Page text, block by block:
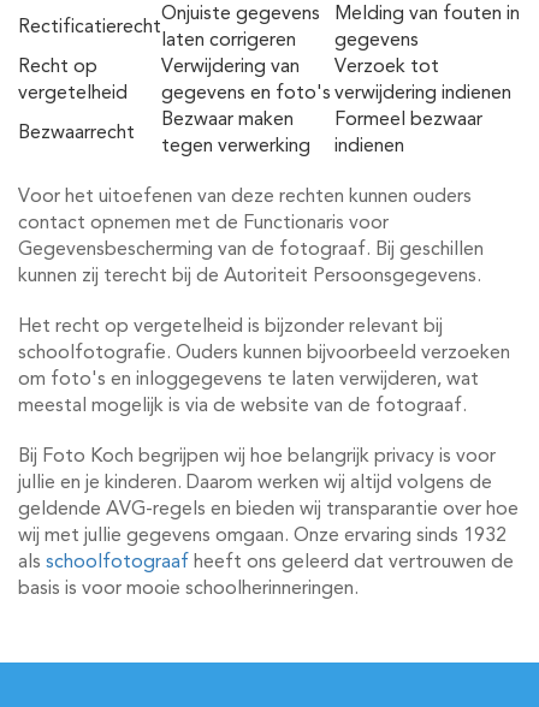
Rectificatierecht
Onjuiste gegevens
laten corrigeren
Melding van fouten in
gegevens
Recht op
vergetelheid
Verwijdering van
gegevens en foto's
Verzoek tot
verwijdering indienen
Bezwaarrecht
Bezwaar maken
tegen verwerking
Formeel bezwaar
indienen
Voor het uitoefenen van deze rechten kunnen ouders
contact opnemen met de Functionaris voor
Gegevensbescherming van de fotograaf. Bij geschillen
kunnen zij terecht bij de Autoriteit Persoonsgegevens.
Het recht op vergetelheid is bijzonder relevant bij
schoolfotografie. Ouders kunnen bijvoorbeeld verzoeken
om foto's en inloggegevens te laten verwijderen, wat
meestal mogelijk is via de website van de fotograaf.
Bij Foto Koch begrijpen wij hoe belangrijk privacy is voor
jullie en je kinderen. Daarom werken wij altijd volgens de
geldende AVG-regels en bieden wij transparantie over hoe
wij met jullie gegevens omgaan. Onze ervaring sinds 1932
als schoolfotograaf heeft ons geleerd dat vertrouwen de
basis is voor mooie schoolherinneringen.